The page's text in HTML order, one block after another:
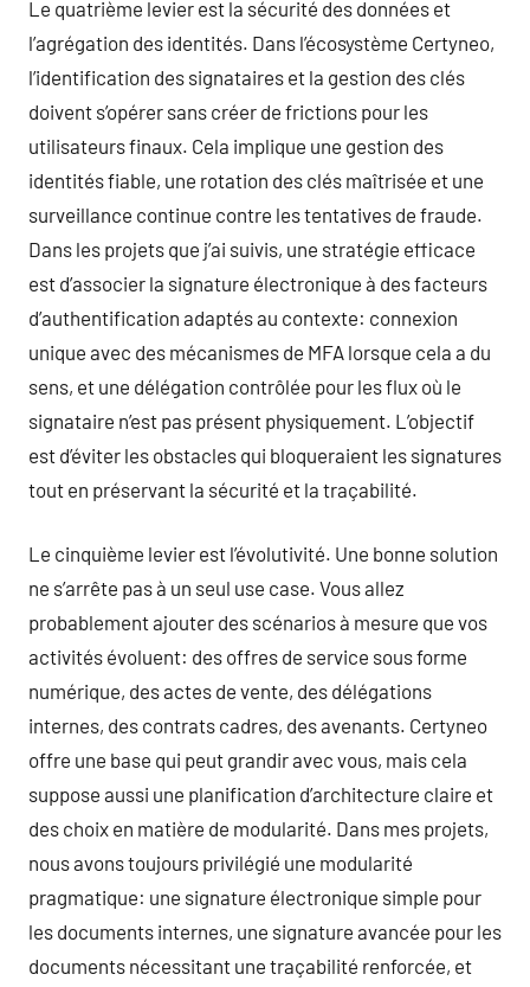
Le quatrième levier est la sécurité des données et
l’agrégation des identités. Dans l’écosystème Certyneo,
l’identification des signataires et la gestion des clés
doivent s’opérer sans créer de frictions pour les
utilisateurs finaux. Cela implique une gestion des
identités fiable, une rotation des clés maîtrisée et une
surveillance continue contre les tentatives de fraude.
Dans les projets que j’ai suivis, une stratégie efficace
est d’associer la signature électronique à des facteurs
d’authentification adaptés au contexte: connexion
unique avec des mécanismes de MFA lorsque cela a du
sens, et une délégation contrôlée pour les flux où le
signataire n’est pas présent physiquement. L’objectif
est d’éviter les obstacles qui bloqueraient les signatures
tout en préservant la sécurité et la traçabilité.
Le cinquième levier est l’évolutivité. Une bonne solution
ne s’arrête pas à un seul use case. Vous allez
probablement ajouter des scénarios à mesure que vos
activités évoluent: des offres de service sous forme
numérique, des actes de vente, des délégations
internes, des contrats cadres, des avenants. Certyneo
offre une base qui peut grandir avec vous, mais cela
suppose aussi une planification d’architecture claire et
des choix en matière de modularité. Dans mes projets,
nous avons toujours privilégié une modularité
pragmatique: une signature électronique simple pour
les documents internes, une signature avancée pour les
documents nécessitant une traçabilité renforcée, et